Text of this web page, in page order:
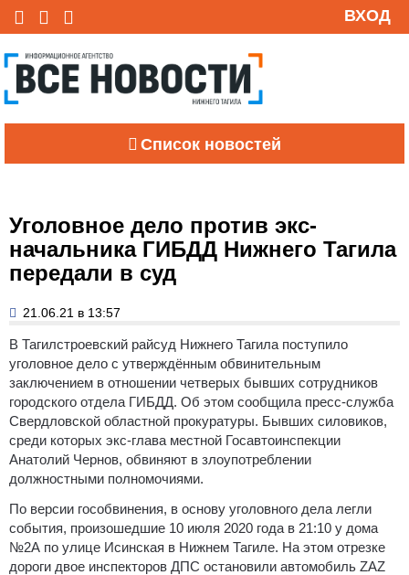
ВХОД
Список новостей
Уголовное дело против экс-
начальника ГИБДД Нижнего Тагила
передали в суд
21.06.21 в 13:57
В Тагилстроевский райсуд Нижнего Тагила поступило
уголовное дело с утверждённым обвинительным
заключением в отношении четверых бывших сотрудников
городского отдела ГИБДД. Об этом сообщила пресс-служба
Свердловской областной прокуратуры. Бывших силовиков,
среди которых экс-глава местной Госавтоинспекции
Анатолий Чернов, обвиняют в злоупотреблении
должностными полномочиями.
По версии гособвинения, в основу уголовного дела легли
события, произошедшие 10 июля 2020 года в 21:10 у дома
№2А по улице Исинская в Нижнем Тагиле. На этом отрезке
дороги двое инспекторов ДПС остановили автомобиль ZAZ